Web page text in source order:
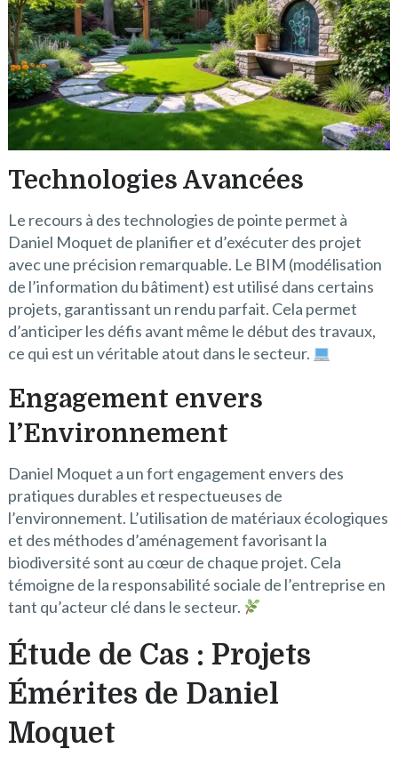
Technologies Avancées
Le recours à des technologies de pointe permet à
Daniel Moquet de planifier et d’exécuter des projet
avec une précision remarquable. Le BIM (modélisation
de l’information du bâtiment) est utilisé dans certains
projets, garantissant un rendu parfait. Cela permet
d’anticiper les défis avant même le début des travaux,
ce qui est un véritable atout dans le secteur.
Engagement envers
l’Environnement
Daniel Moquet a un fort engagement envers des
pratiques durables et respectueuses de
l’environnement. L’utilisation de matériaux écologiques
et des méthodes d’aménagement favorisant la
biodiversité sont au cœur de chaque projet. Cela
témoigne de la responsabilité sociale de l’entreprise en
tant qu’acteur clé dans le secteur.
Étude de Cas : Projets
Émérites de Daniel
Moquet